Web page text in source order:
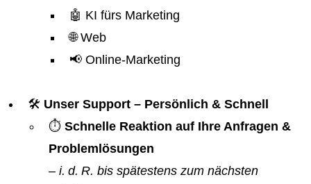
🤖 KI fürs Marketing
🌐 Web
📢 Online-Marketing
🛠️ Unser Support – Persönlich & Schnell
⏱️ Schnelle Reaktion auf Ihre Anfragen &
Problemlösungen
– i. d. R. bis spätestens zum nächsten